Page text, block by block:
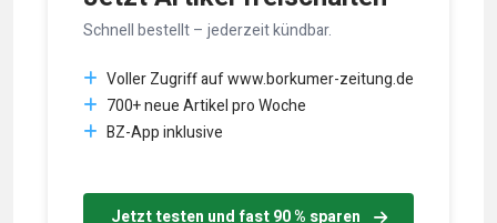
Schnell bestellt – jederzeit kündbar.
Voller Zugriff auf www.borkumer-zeitung.de
700+ neue Artikel pro Woche
BZ-App inklusive
Jetzt testen und fast 90 % sparen